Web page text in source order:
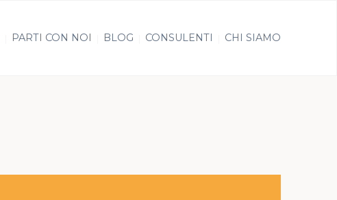
PARTI CON NOI BLOG CONSULENTI CHI SIAMO